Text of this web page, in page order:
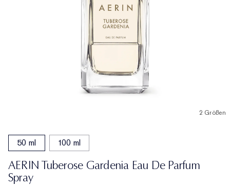
2 Größen
50 ml 100 ml
AERIN Tuberose Gardenia Eau De Parfum
Spray